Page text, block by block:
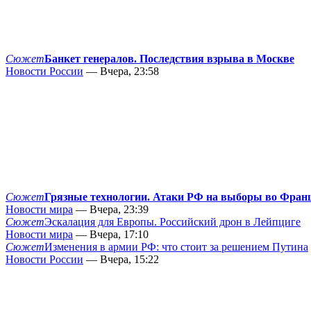
СюжетБанкет генералов. Последствия взрыва в Москве
Новости России — Вчера, 23:58
СюжетГрязные технологии. Атаки РФ на выборы во
Новости мира — Вчера, 23:39
СюжетЭскалация для Европы. Российский дрон в Лейпциге
Новости мира — Вчера, 17:10
СюжетИзменения в армии РФ: что стоит за решением Путина
Новости России — Вчера, 15:22